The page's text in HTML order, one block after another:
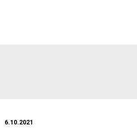
6.10.2021